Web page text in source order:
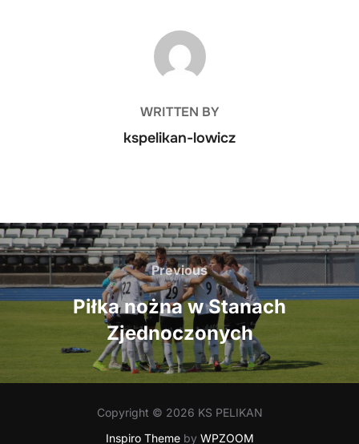
POST AUTHOR
WRITTEN BY
kspelikan-lowicz
Nawigacja
wpisu
Previous
Previous
Piłka nożna w Stanach
Zjednoczonych
Copyright © 2026 KS PELIKAN
Inspiro Themeby WPZOOM